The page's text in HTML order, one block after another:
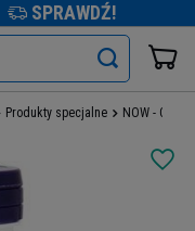
SPRAWDŹ!
Produkty specjalne NOW -